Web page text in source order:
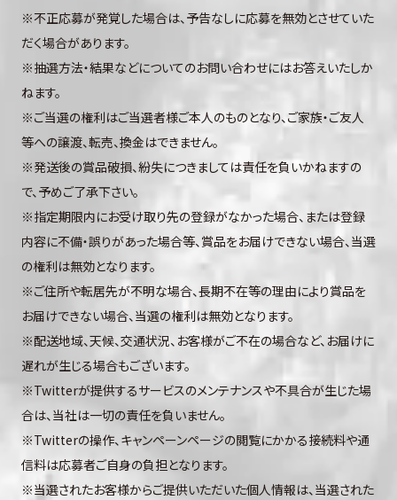
※不正応募が発覚した場合は、予告なしに応募を無効とさせていた
だく場合があります。
※抽選方法・結果などについてのお問い合わせにはお答えいたしか
ねます。
※ご当選の権利はご当選者様ご本人のものとなり、ご家族・ご友人
等への譲渡、転売、換金はできません。
※発送後の賞品破損、紛失につきましては責任を負いかねますの
で、予めご了承下さい。
※指定期限内にお受け取り先の登録がなかった場合、または登録
内容に不備・誤りがあった場合等、賞品をお届けできない場合、当選
の権利は無効となります。
※ご住所や転居先が不明な場合、長期不在等の理由により賞品を
お届けできない場合、当選の権利は無効となります。
※配送地域、天候、交通状況、お客様がご不在の場合など、お届けに
遅れが生じる場合もございます。
※Twitterが提供するサービスのメンテナンスや不具合が生じた場
合は、当社は一切の責任を負いません。
※Twitterの操作、キャンペーンページの閲覧にかかる接続料や通
信料は応募者ご自身の負担となります。
※当選されたお客様からご提供いただいた個人情報は、当選された